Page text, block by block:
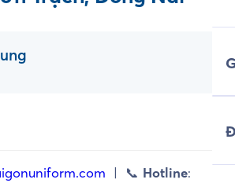
| 📞 Hotline: